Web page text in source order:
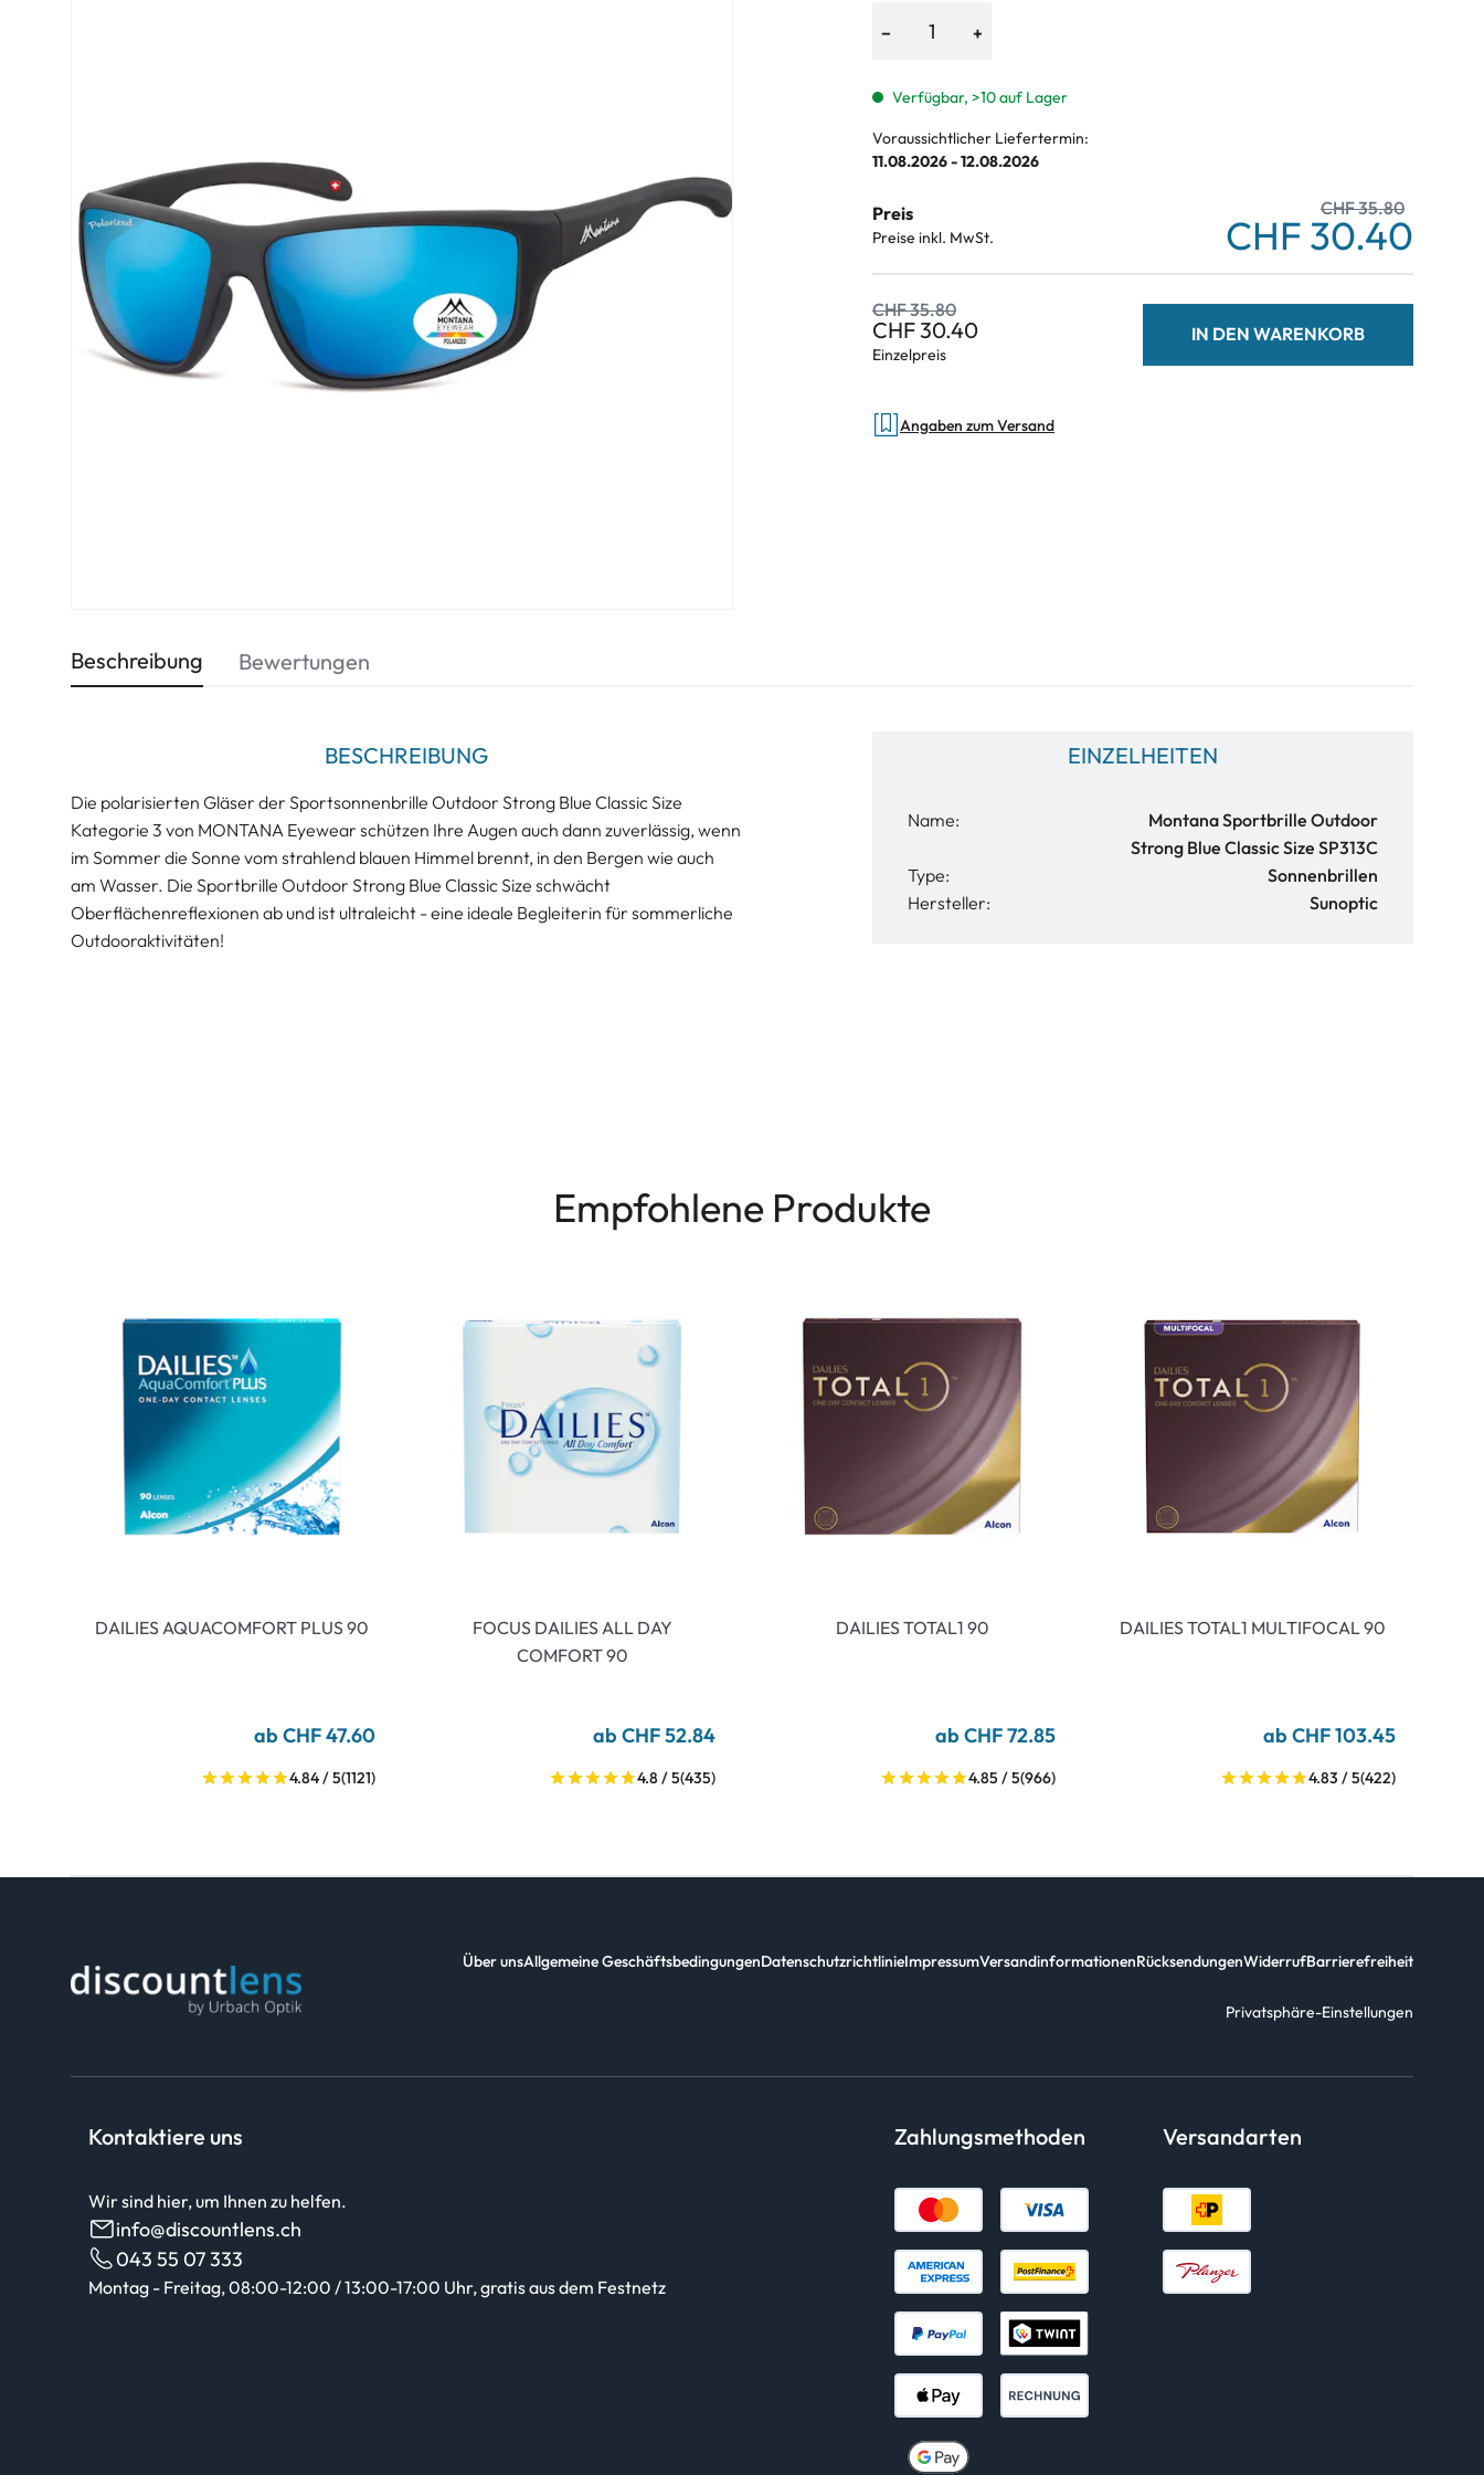
Clariti
Total
Proclear
SofLens
Fusion
− +
Verfügbar, >10 auf Lager
Voraussichtlicher Liefertermin:
11.08.2026 - 12.08.2026
Preis
Preise inkl. MwSt.
CHF 35.80
CHF 30.40
CHF 35.80
CHF 30.40
Einzelpreis
IN DEN WARENKORB
Angaben zum Versand
Beschreibung
BESCHREIBUNG
Die polarisierten Gläser der Sportsonnenbrille Outdoor Strong Blue Classic Size
Kategorie 3 von MONTANA Eyewear schützen Ihre Augen auch dann zuverlässig, wenn
im Sommer die Sonne vom strahlend blauen Himmel brennt, in den Bergen wie auch
am Wasser. Die Sportbrille Outdoor Strong Blue Classic Size schwächt
Oberflächenreflexionen ab und ist ultraleicht - eine ideale Begleiterin für sommerliche
Outdooraktivitäten!
EINZELHEITEN
Name:
Montana Sportbrille Outdoor
Strong Blue Classic Size SP313C
Type:
Sonnenbrillen
Hersteller:
Sunoptic
Bewertungen
Empfohlene Produkte
DAILIES AQUACOMFORT PLUS 90
ab CHF 47.60
4.84 / 5(1121)
FOCUS DAILIES ALL DAY
COMFORT 90
ab CHF 52.84
4.8 / 5(435)
DAILIES TOTAL1 90
ab CHF 72.85
4.85 / 5(966)
DAILIES TOTAL1 MULTIFOCAL 90
ab CHF 103.45
4.83 / 5(422)
Über unsAllgemeine GeschäftsbedingungenDatenschutzrichtlinieImpressumVersandinformationenRücksendungenWiderrufBarrierefreiheit
Privatsphäre-Einstellungen
Kontaktiere uns
Wir sind hier, um Ihnen zu helfen.
info@discountlens.ch
043 55 07 333
Montag - Freitag, 08:00-12:00 / 13:00-17:00 Uhr, gratis aus dem Festnetz
Zahlungsmethoden Versandarten